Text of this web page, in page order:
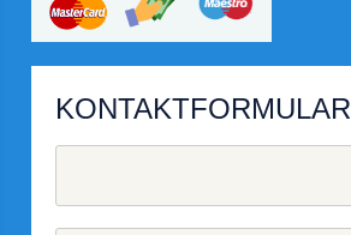
KONTAKTFORMULAR